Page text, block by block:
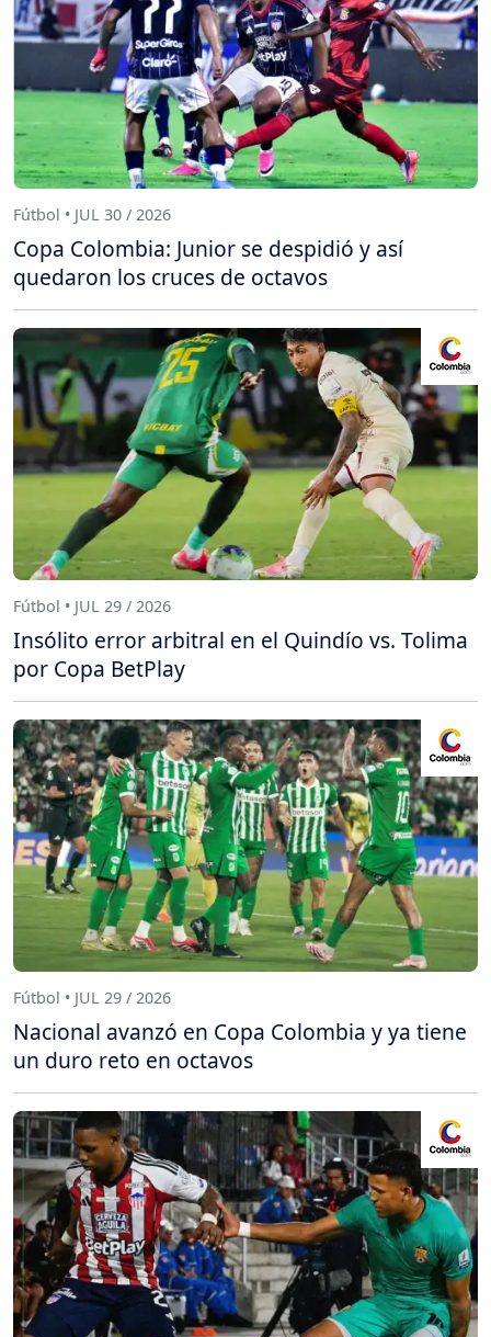
Fútbol • JUL 30 / 2026
Copa Colombia: Junior se despidió y así
quedaron los cruces de octavos
Fútbol • JUL 29 / 2026
Insólito error arbitral en el Quindío vs. Tolima
por Copa BetPlay
Fútbol • JUL 29 / 2026
Nacional avanzó en Copa Colombia y ya tiene
un duro reto en octavos